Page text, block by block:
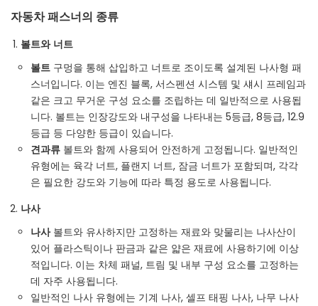
자동차 패스너의 종류
볼트와 너트
볼트 구멍을 통해 삽입하고 너트로 조이도록 설계된 나사형 패
스너입니다. 이는 엔진 블록, 서스펜션 시스템 및 섀시 프레임과
같은 크고 무거운 구성 요소를 조립하는 데 일반적으로 사용됩
니다. 볼트는 인장강도와 내구성을 나타내는 5등급, 8등급, 12.9
등급 등 다양한 등급이 있습니다.
견과류 볼트와 함께 사용되어 안전하게 고정됩니다. 일반적인
유형에는 육각 너트, 플랜지 너트, 잠금 너트가 포함되며, 각각
은 필요한 강도와 기능에 따라 특정 용도로 사용됩니다.
나사
나사 볼트와 유사하지만 고정하는 재료와 맞물리는 나사산이
있어 플라스틱이나 판금과 같은 얇은 재료에 사용하기에 이상
적입니다. 이는 차체 패널, 트림 및 내부 구성 요소를 고정하는
데 자주 사용됩니다.
일반적인 나사 유형에는 기계 나사, 셀프 태핑 나사, 나무 나사